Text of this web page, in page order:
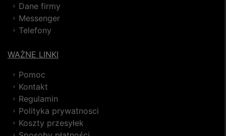
Dane firmy
Messenger
Telefony
WAŻNE LINKI
Pomoc
Kontakt
Regulamin
Polityka prywatnosci
Koszty przesyłek